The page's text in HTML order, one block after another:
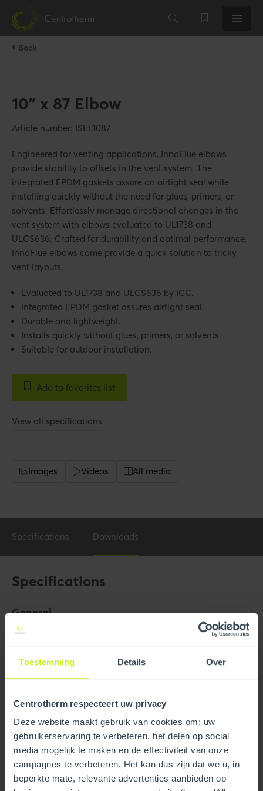
Toestemming Details Over
Centrotherm respecteert uw privacy
Deze website maakt gebruik van cookies om: uw
gebruikerservaring te verbeteren, het delen op social
media mogelijk te maken en de effectiviteit van onze
campagnes te verbeteren. Het kan dus zijn dat we u, in
beperkte mate, relevante advertenties aanbieden op
Back
10" x 87 Elbow
Article number: ISEL1087
Engineered for venting applications, InnoFlue elbows
provide stability to offsets in the vent system. The
integrated EPDM gaskets assure an airtight seal while
installing quickly without the need for glues, primers, or
solvents. Effortlessly manage directional changes in the
vent system with elbows evaluated to UL1738 and
ULCS636. Crafted for durability and optimal performance,
InnoFlue elbows come provide a quick solution to tricky
vent layouts.
Evaluated to UL1738 and ULCS636 by ICC.
Integrated EPDM gasket assures airtight seal.
Durable and lightweight.
Installs quickly without glues, primers, or solvents.
Suitable for outdoor installation.
Add to favorites list
View all specifications
Images Videos All media
Specifications Downloads
Specifications
General
Product Name
Trade name InnoFlue
Part number 250406601480
Technical
Color Gray